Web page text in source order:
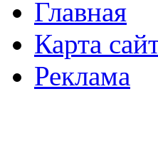
Главная
Карта
Реклама